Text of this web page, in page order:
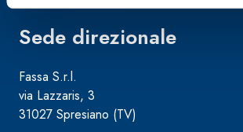
Sede direzionale
Fassa S.r.l.
via Lazzaris, 3
31027 Spresiano (TV)